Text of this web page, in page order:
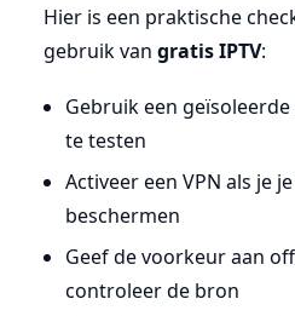
Hier is een praktische
gebruik van gratis IPTV:
Gebruik een
te testen
Activeer een VPN als je
beschermen
Geef de voorkeur aan
controleer de bron